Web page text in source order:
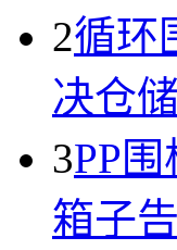
2循环
决仓
3PP
箱子